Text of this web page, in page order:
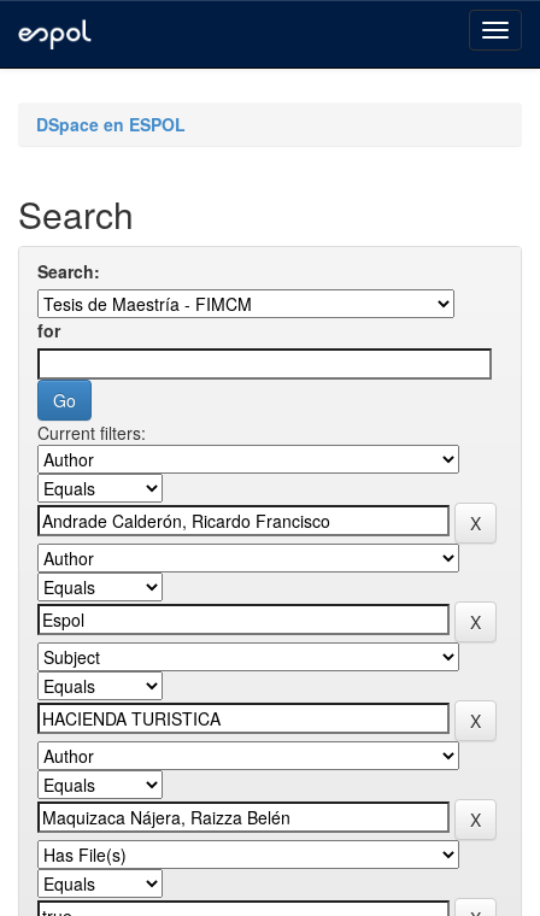
navigationDSpace en ESPOL
Search
Search:
for
Current filters: